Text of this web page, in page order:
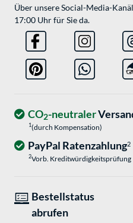
Über unsere Social-Media-
17:00 Uhr für Sie da.
CO2-neutraler
1(durch Kompensation)
PayPal Ratenzahlung2
2Vorb. Kreditwürdigkeitsprüfung
Bestellstatus
abrufen